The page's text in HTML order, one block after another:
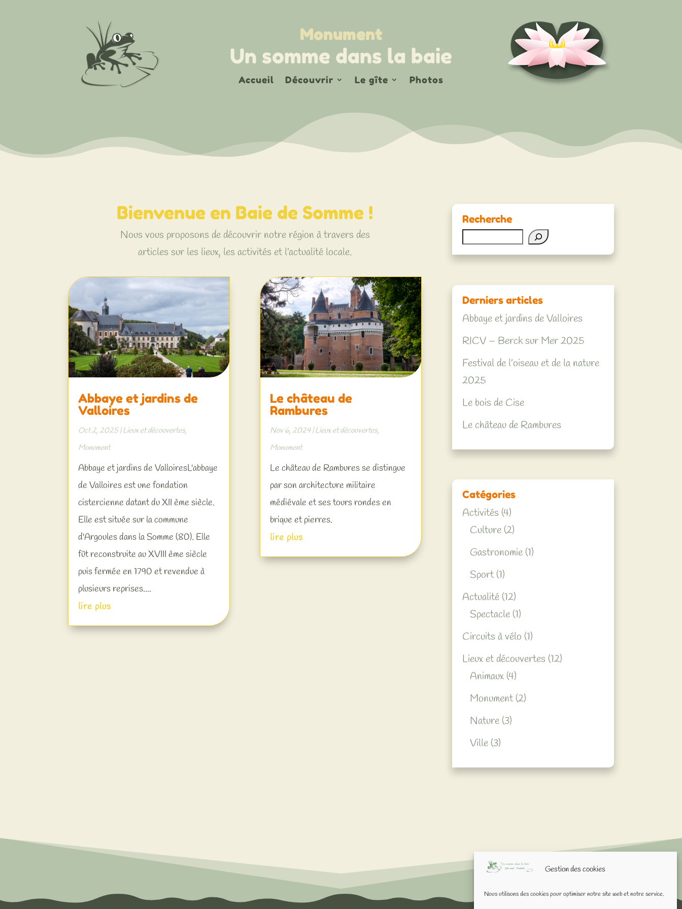
Gestion des cookies
Nous utilisons des cookies pour optimiser notre site web et notre service.
Monument
Un somme dans la baie
Accueil Découvrir Le gîte Photos
Bienvenue en Baie de Somme !
Nous vous proposons de découvrir notre région à travers des
articles sur les lieux, les activités et l’actualité locale.
Abbaye et jardins de
Valloires
Oct 2, 2025|Lieux et découvertes,
Monument
Abbaye et jardins de ValloiresL'abbaye
de Valloires est une fondation
cistercienne datant du XII ème siècle.
Elle est située sur la commune
d'Argoules dans la Somme (80). Elle
fût reconstruite au XVIII ème siècle
puis fermée en 1790 et revendue à
plusieurs reprises....
lire plus
Le château de
Rambures
Nov 6, 2024|Lieux et découvertes,
Monument
Le château de Rambures se distingue
par son architecture militaire
médiévale et ses tours rondes en
brique et pierres.
lire plus
Recherche
Derniers articles
Abbaye et jardins de Valloires
RICV – Berck sur Mer 2025
Festival de l’oiseau et de la nature
2025
Le bois de Cise
Le château de Rambures
Catégories
Activités (4)
Culture(2)
Gastronomie(1)
Sport(1)
Actualité(12)
Spectacle(1)
Circuits à vélo (1)
Lieux et découvertes (12)
Animaux(4)
Monument(2)
Nature(3)
Ville(3)